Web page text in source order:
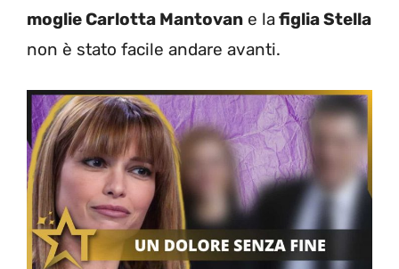
moglie Carlotta Mantovan e lafiglia Stella
non è stato facile andare avanti.